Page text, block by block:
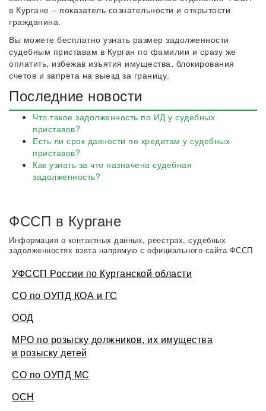
в Кургане – показатель сознательности и открытости
гражданина.
Вы можете бесплатно узнать размер задолженности
судебным приставам в Курган по фамилии и сразу же
оплатить, избежав изъятия имущества, блокирования
счетов и запрета на выезд за границу.
Последние новости
Что такое задолженность по ИД у судебных
приставов?
Есть ли срок давности по кредитам у судебных
приставов?
Как узнать за что назначена судебная
задолженность?
ФССП в Кургане
Информация о контактных данных, реестрах, судебных
задолженностях взята напрямую с официального сайта ФССП
УФССП России по Курганской области
СО по ОУПД КОА и ГС
ООД
МРО по розыску должников, их имущества
и розыску детей
СО по ОУПД МС
ОСН